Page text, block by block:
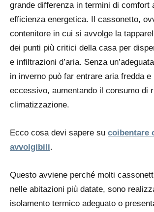
grande differenza in termini di comfort
efficienza energetica. Il cassonetto,
contenitore in cui si avvolge la
dei punti più critici della casa per
e infiltrazioni d’aria. Senza
in inverno può far entrare aria fredda
eccessivo, aumentando il consumo di
climatizzazione.
Ecco cosa devi sapere su coibentare
avvolgibili.
Questo avviene perché molti
nelle abitazioni più datate, sono
isolamento termico adeguato o